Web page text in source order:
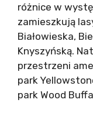
różnice w
zamieszkują
Białowieska,
Knyszyńską.
przestrzeni
park
park Wood